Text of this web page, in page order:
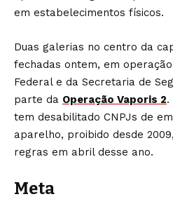
em estabelecimentos físicos.
Duas galerias no centro da
fechadas ontem, em
Federal e da Secretaria de
parte da Operação Vaporis 2.
tem desabilitado CNPJs de
aparelho, proibido desde
regras em abril desse ano.
Meta